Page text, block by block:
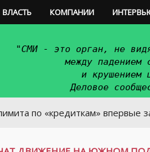
ВЛАСТЬ КОМПАНИИ
"СМИ - это орган, не
между падением
и крушением
Деловое
впервые за год